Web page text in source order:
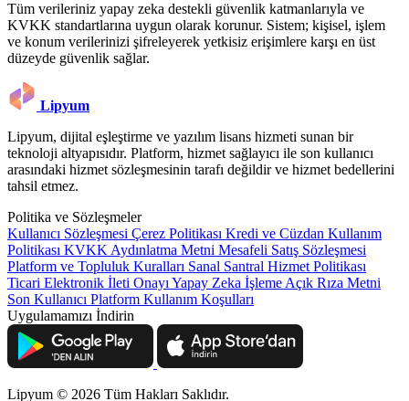
Tüm verileriniz yapay zeka destekli güvenlik katmanlarıyla ve
KVKK standartlarına uygun olarak korunur. Sistem; kişisel, işlem
ve konum verilerinizi şifreleyerek yetkisiz erişimlere karşı en üst
düzeyde güvenlik sağlar.
Lipyum
Lipyum, dijital eşleştirme ve yazılım lisans hizmeti sunan bir
teknoloji altyapısıdır. Platform, hizmet sağlayıcı ile son kullanıcı
arasındaki hizmet sözleşmesinin tarafı değildir ve hizmet bedellerini
tahsil etmez.
Politika ve Sözleşmeler
Kullanıcı Sözleşmesi Çerez Politikası Kredi ve Cüzdan Kullanım
Politikası KVKK Aydınlatma Metni Mesafeli Satış Sözleşmesi
Platform ve Topluluk Kuralları Sanal Santral Hizmet Politikası
Ticari Elektronik İleti Onayı Yapay Zeka İşleme Açık Rıza Metni
Son Kullanıcı Platform Kullanım Koşulları
Uygulamamızı İndirin
Lipyum © 2026 Tüm Hakları Saklıdır.